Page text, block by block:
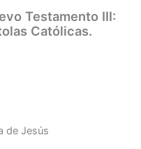
Testamento III:
Católicas.
de Jesús